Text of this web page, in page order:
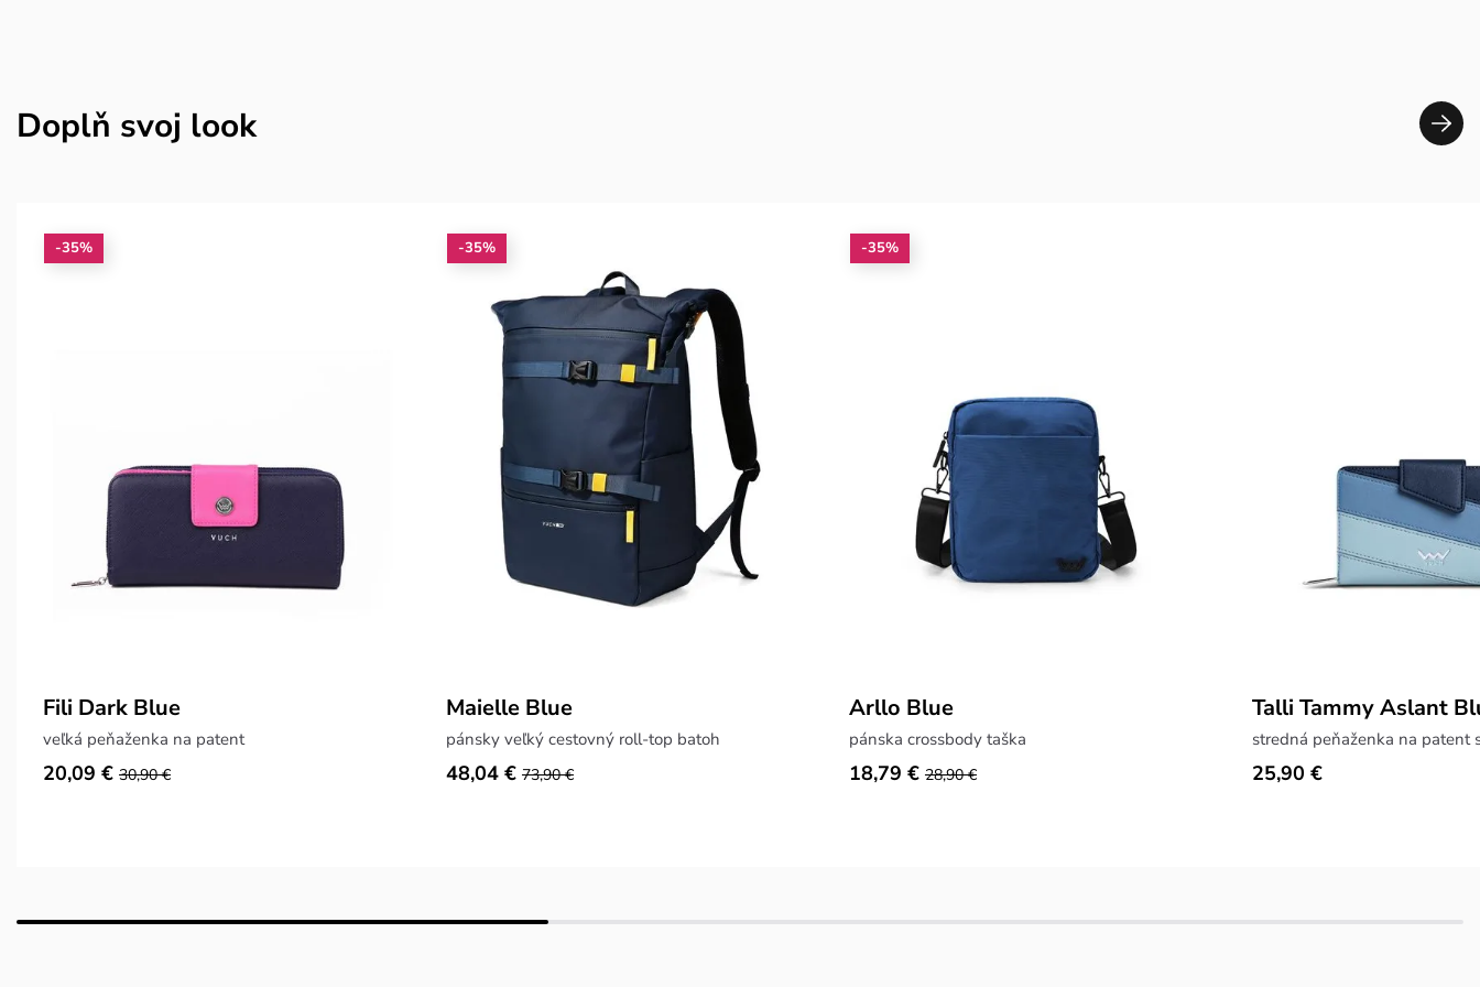
Doplň svoj look
-35%
Fili Dark Blue
veľká peňaženka na patent
20,09 € 30,90 €
-35%
Maielle Blue
pánsky veľký cestovný roll-top batoh
48,04 € 73,90 €
-35%
Arllo Blue
pánska crossbody taška
18,79 € 28,90 €
Talli Tammy Aslant
25,90 €